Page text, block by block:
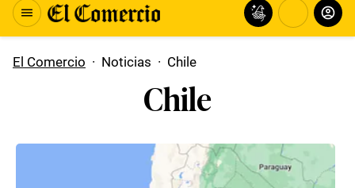
El Comercio · Noticias · Chile
Chile